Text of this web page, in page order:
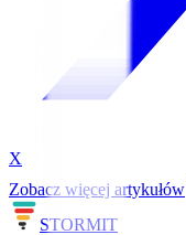
X
Zobacz więcej artykułów
STORMIT